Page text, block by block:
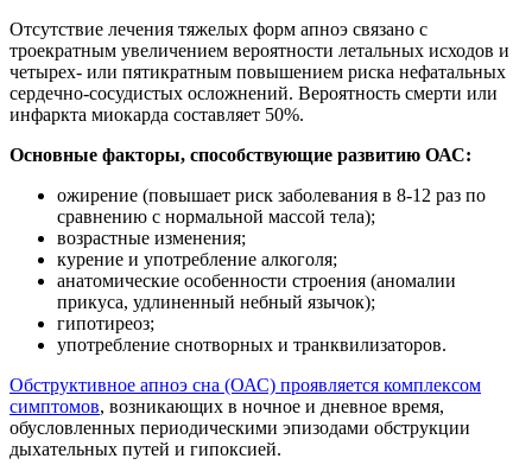
Отсутствие лечения тяжелых форм апноэ связано с
троекратным увеличением вероятности летальных исходов и
четырех- или пятикратным повышением риска нефатальных
сердечно-сосудистых осложнений. Вероятность смерти или
инфаркта миокарда составляет 50%.
Основные факторы, способствующие развитию ОАС:
ожирение (повышает риск заболевания в 8-12 раз по
сравнению с нормальной массой тела);
возрастные изменения;
курение и употребление алкоголя;
анатомические особенности строения (аномалии
прикуса, удлиненный небный язычок);
гипотиреоз;
употребление снотворных и транквилизаторов.
Обструктивное апноэ сна (ОАС) проявляется комплексом
симптомов, возникающих в ночное и дневное время,
обусловленных периодическими эпизодами обструкции
дыхательных путей и гипоксией.